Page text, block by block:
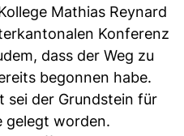
Mathias Reynard
Konferenz
dass der Weg zu
begonnen habe.
sei der Grundstein für
gelegt worden.